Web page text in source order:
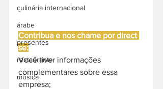
culinária internacional
árabe
presentes
restaurante
música
-
Contribua e nos chame por direct
se:
Você tiver informações
complementares sobre essa
empresa;